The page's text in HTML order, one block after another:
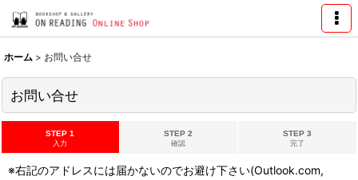
ホーム > お問い合せ
お問い合せ
STEP 1
入力
STEP 2
確認
STEP 3
完了
※右記のアドレスには届かないのでお避け下さい(Outlook.com,